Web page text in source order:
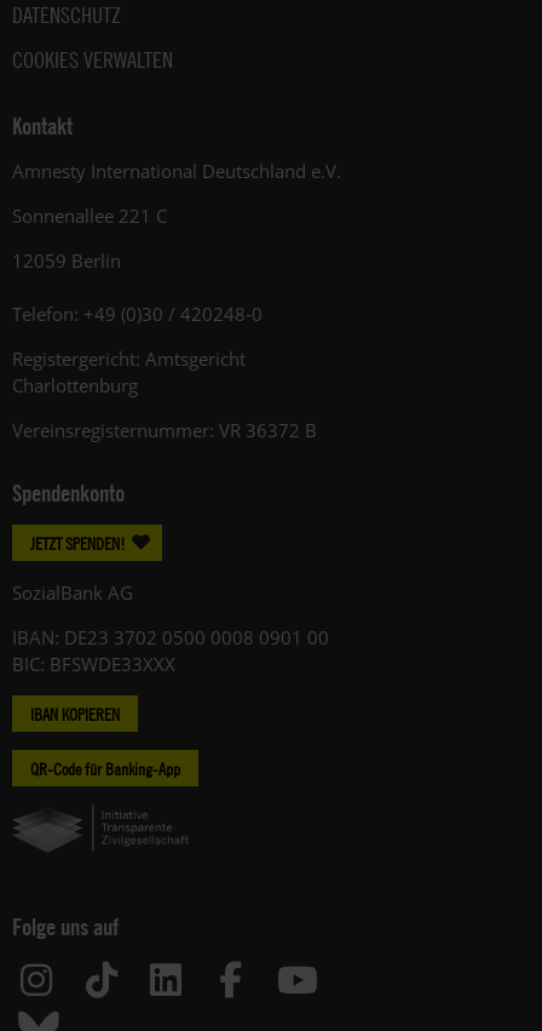
DATENSCHUTZ
COOKIES VERWALTEN
Kontakt
Amnesty International Deutschland e.V.
Sonnenallee 221 C
12059 Berlin
Telefon: +49 (0)30 / 420248-0
Registergericht: Amtsgericht
Charlottenburg
Vereinsregisternummer: VR 36372 B
Spendenkonto
JETZT SPENDEN!
SozialBank AG
IBAN: DE23 3702 0500 0008 0901 00
BIC: BFSWDE33XXX
IBAN KOPIEREN
QR-Code für Banking-App
Folge uns auf